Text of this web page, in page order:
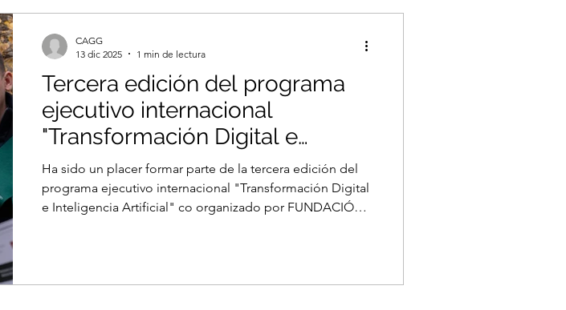
Tercera edición del programa
ejecutivo internacional
"Transformación Digital e
Inteligencia Artificial
Ha sido un placer formar parte de la tercera edición del
programa ejecutivo internacional "Transformación Digital
e Inteligencia Artificial" co organizado por FUNDACIÓN
ecosistema de la hashtag#IA y la
CAGG
13 dic 2025
1 min de lectura